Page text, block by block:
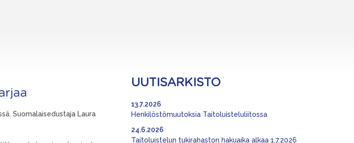
Suomalaisedustaja Laura
UUTISARKISTO
Henkilöstömuutoksia Taitoluisteluliitossa
13.7.2026
Taitoluistelun tukirahaston hakuaika alkaa 1.7.2026
24.6.2026